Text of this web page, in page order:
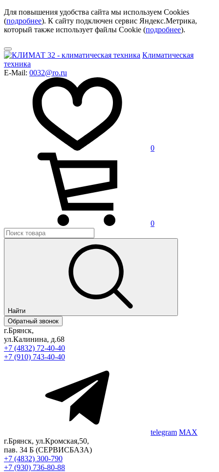
Для повышения удобства сайта мы используем Cookies
(подробнее). К сайту подключен сервис Яндекс.Метрика,
который также использует файлы Cookie (подробнее).
Климатическая
техника
E-Mail: 0032@ro.ru
0
0
Найти
Обратный звонок
г.Брянск,
ул.Калинина, д.68
+7 (4832) 72-40-40
+7 (910) 743-40-40
telegram MAX
г.Брянск, ул.Кромская,50,
пав. 34 Б (СЕРВИСБАЗА)
+7 (4832) 300-790
+7 (930) 736-80-88